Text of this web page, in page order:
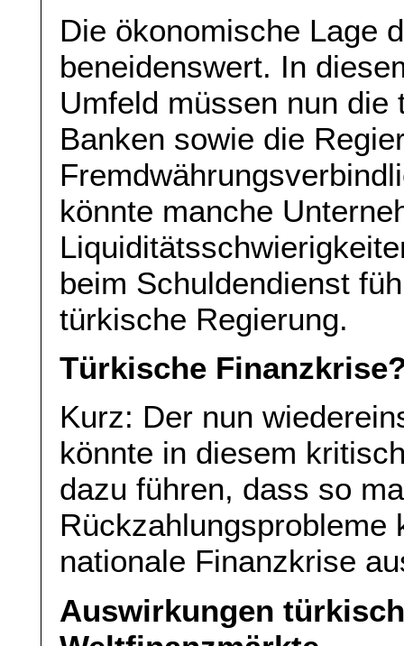
Die ökonomische Lage
beneidenswert. In
Umfeld müssen nun
Banken sowie die
könnte manche
beim Schuldendienst
türkische Regierung.
Türkische
Kurz: Der nun
könnte in diesem
dazu führen, dass so
Rückzahlungsprobleme
nationale Finanzkrise
Auswirkungen